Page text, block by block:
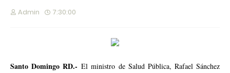
Admin 7:30:00
Santo Domingo RD.-El ministro de Salud Pública, Rafael Sánchez